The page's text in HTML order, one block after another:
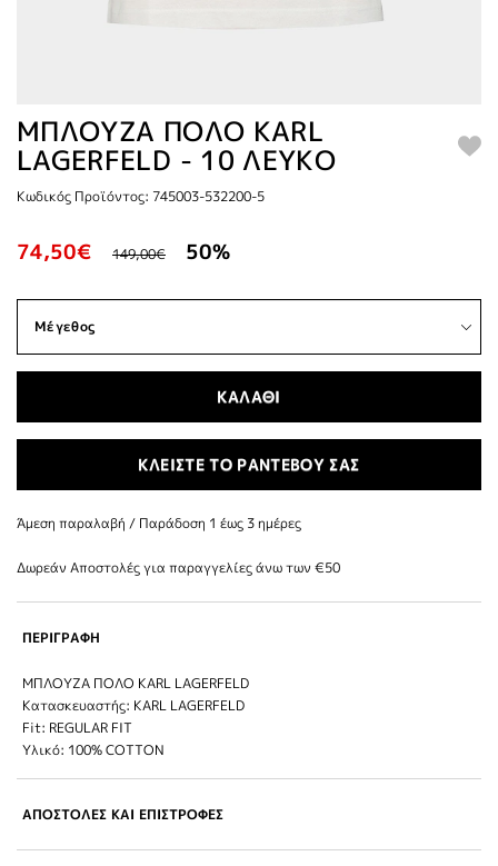
ΜΠΛΟΥΖΑ ΠΟΛΟ KARL
LAGERFELD - 10 ΛΕΥΚΟ
Κωδικός Προϊόντος: 745003-532200-5
74,50€ 149,00€ 50%
ΚΑΛΑΘΙ
ΚΛΕΙΣΤΕ ΤΟ ΡΑΝΤΕΒΟΥ ΣΑΣ
Άμεση παραλαβή / Παράδoση 1 έως 3 ημέρες
Δωρεάν Αποστολές για παραγγελίες άνω των €50
ΠΕΡΙΓΡΑΦΗ
ΜΠΛΟΥΖΑ ΠΟΛΟ KARL LAGERFELD
Κατασκευαστής: KARL LAGERFELD
Fit: REGULAR FIT
Υλικό: 100% COTTON
ΑΠΟΣΤΟΛΕΣ ΚΑΙ ΕΠΙΣΤΡΟΦΕΣ